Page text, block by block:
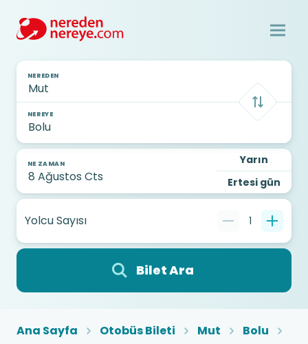
NEREDEN
NEREYE
NE ZAMAN
Yarın
Ertesi gün
Yolcu Sayısı 1
Bilet Ara
Ana Sayfa Otobüs Bileti Mut
Bolu